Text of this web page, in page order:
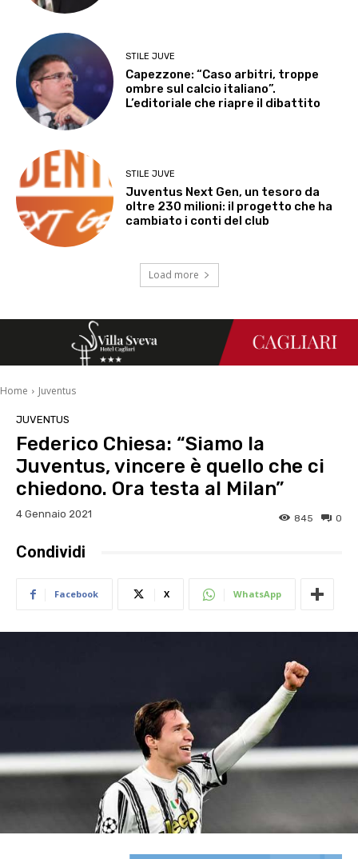
STILE JUVE
Capezzone: “Caso arbitri, troppe
ombre sul calcio italiano”.
L’editoriale che riapre il dibattito
STILE JUVE
Juventus Next Gen, un tesoro da
oltre 230 milioni: il progetto che ha
cambiato i conti del club
Load more